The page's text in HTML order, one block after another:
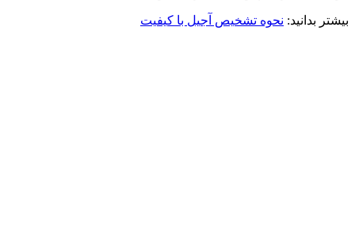
بیشتر بدانید: نحوه تشخیص آجیل با کیفیت